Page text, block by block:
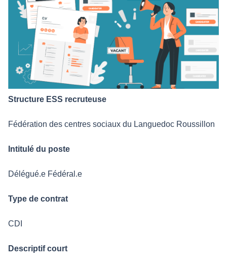
Structure ESS recruteuse
Fédération des centres sociaux du Languedoc Roussillon
Intitulé du poste
Délégué.e Fédéral.e
Type de contrat
CDI
Descriptif court